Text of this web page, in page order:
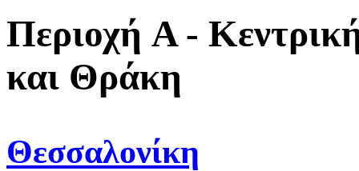
Περιοχή A -
και Θράκη
Θεσσαλονίκη